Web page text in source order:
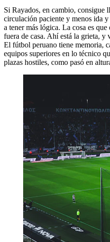
Si Rayados, en cambio, consigue
circulación paciente y menos ida
a tener más lógica. La cosa es
fuera de casa. Ahí está la grieta, y
El fútbol peruano tiene memoria,
equipos superiores en lo técnico
plazas hostiles, como pasó en